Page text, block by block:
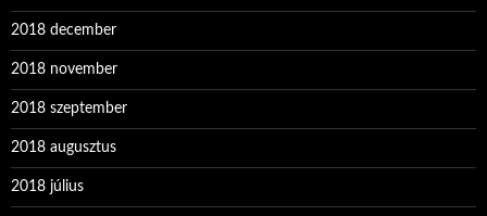
2018 december
2018 november
2018 szeptember
2018 augusztus
2018 július